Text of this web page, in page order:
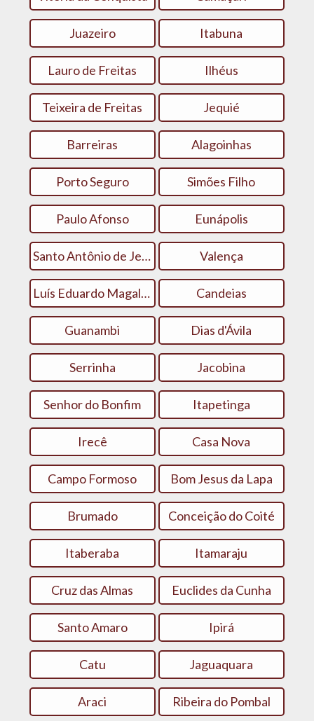
Juazeiro Itabuna
Lauro de Freitas Ilhéus
Teixeira de Freitas Jequié
Barreiras Alagoinhas
Porto Seguro Simões Filho
Paulo Afonso Eunápolis
Santo Antônio de Jesus Valença
Luís Eduardo Magalhães Candeias
Guanambi Dias d'Ávila
Serrinha Jacobina
Senhor do Bonfim Itapetinga
Irecê Casa Nova
Campo Formoso Bom Jesus da Lapa
Brumado Conceição do Coité
Itaberaba Itamaraju
Cruz das Almas Euclides da Cunha
Santo Amaro Ipirá
Catu Jaguaquara
Araci Ribeira do Pombal